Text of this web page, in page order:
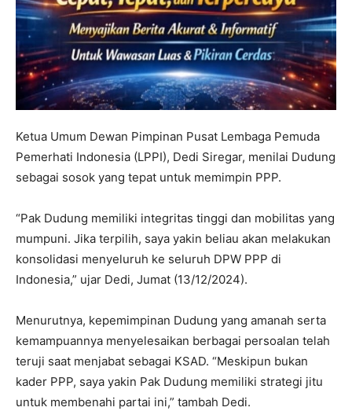
Ketua Umum Dewan Pimpinan Pusat Lembaga Pemuda
Pemerhati Indonesia (LPPI), Dedi Siregar, menilai Dudung
sebagai sosok yang tepat untuk memimpin PPP.
“Pak Dudung memiliki integritas tinggi dan mobilitas yang
mumpuni. Jika terpilih, saya yakin beliau akan melakukan
konsolidasi menyeluruh ke seluruh DPW PPP di
Indonesia,” ujar Dedi, Jumat (13/12/2024).
Menurutnya, kepemimpinan Dudung yang amanah serta
kemampuannya menyelesaikan berbagai persoalan telah
teruji saat menjabat sebagai KSAD. “Meskipun bukan
kader PPP, saya yakin Pak Dudung memiliki strategi jitu
untuk membenahi partai ini,” tambah Dedi.